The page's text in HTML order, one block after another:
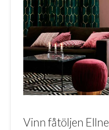
Vinn fåtöljen Ellne